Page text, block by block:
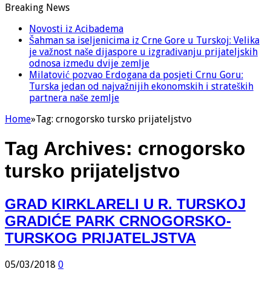
Breaking News
Novosti iz Acibadema
Šahman sa iseljenicima iz Crne Gore u Turskoj: Velika
je važnost naše dijaspore u izgrađivanju prijateljskih
odnosa između dvije zemlje
Milatović pozvao Erdogana da posjeti Crnu Goru:
Turska jedan od najvažnijih ekonomskih i strateških
partnera naše zemlje
Home»Tag: crnogorsko tursko prijateljstvo
Tag Archives: crnogorsko
tursko prijateljstvo
GRAD KIRKLARELI U R. TURSKOJ
GRADIĆE PARK CRNOGORSKO-
TURSKOG PRIJATELJSTVA
05/03/2018 0